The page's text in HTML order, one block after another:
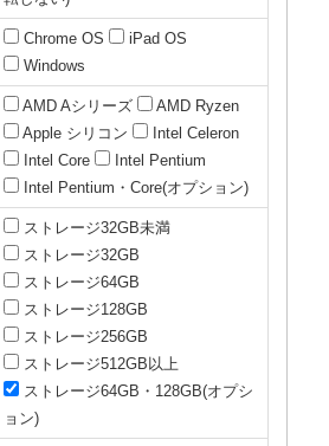
Chrome OS
iPad OS
Windows
AMD Aシリーズ
AMD Ryzen
Apple シリコン
Intel Celeron
Intel Core
Intel Pentium
Intel Pentium・Core(オプション)
ストレージ32GB未満
ストレージ32GB
ストレージ64GB
ストレージ128GB
ストレージ256GB
ストレージ512GB以上
ストレージ64GB・128GB(オプシ
ョン)